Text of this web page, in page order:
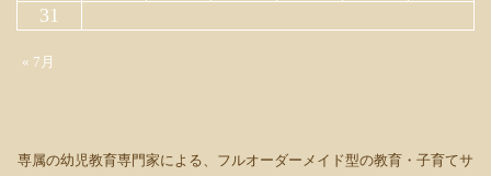
31
« 7月
専属の幼児教育専門家による、フルオーダーメイド型の教育・子育てサ